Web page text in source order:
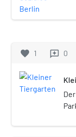
favorite 1 reviews 0